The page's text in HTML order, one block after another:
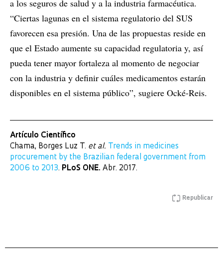
a los seguros de salud y a la industria farmacéutica.
“Ciertas lagunas en el sistema regulatorio del SUS
favorecen esa presión. Una de las propuestas reside en
que el Estado aumente su capacidad regulatoria y, así
pueda tener mayor fortaleza al momento de negociar
con la industria y definir cuáles medicamentos estarán
disponibles en el sistema público”, sugiere Ocké-Reis.
Artículo Científico
Chama, Borges Luz T. et al.
Trends in medicines
procurement by the Brazilian federal government from
2006 to 2013. PLoS ONE. Abr. 2017.
Republicar